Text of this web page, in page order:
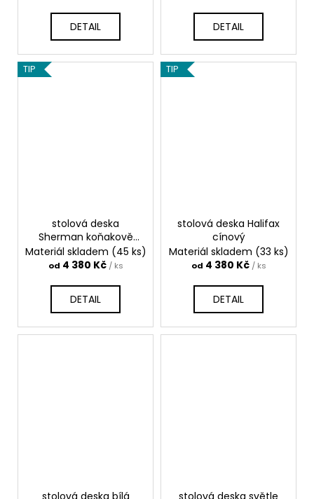
DETAIL DETAIL
TIP
stolová deska
Sherman koňakově
hnědý
Materiál skladem (45 ks)
od 4 380 Kč / ks
DETAIL
TIP
stolová deska Halifax
cínový
Materiál skladem (33 ks)
od 4 380 Kč / ks
DETAIL
stolová deska bílá stolová deska světle